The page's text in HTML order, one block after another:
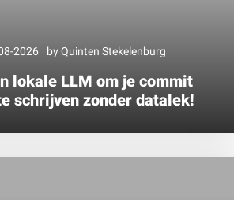
2026 byQuinten Stekelenburg
lokale LLM om je commit
schrijven zonder datalek!